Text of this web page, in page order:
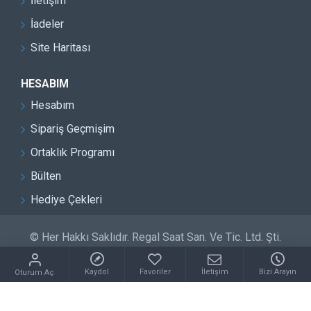
İadeler
Site Haritası
HESABIM
Hesabım
Sipariş Geçmişim
Ortaklık Programı
Bülten
Hediye Çekleri
© Her Hakkı Saklıdır. Regal Saat San. Ve Tic. Ltd. Şti.
Oturum Aç Kaydol Favoriler İletişim Bizi Arayın